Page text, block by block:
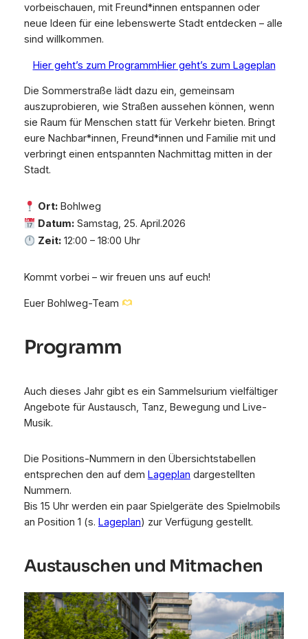
vorbeischauen, mit Freund*innen entspannen oder
neue Ideen für eine lebenswerte Stadt entdecken – alle
sind willkommen.
Hier geht’s zum ProgrammHier geht’s zum Lageplan
Die Sommerstraße lädt dazu ein, gemeinsam
auszuprobieren, wie Straßen aussehen können, wenn
sie Raum für Menschen statt für Verkehr bieten. Bringt
eure Nachbar*innen, Freund*innen und Familie mit und
verbringt einen entspannten Nachmittag mitten in der
Stadt.
Ort: Bohlweg
Datum: Samstag, 25. April.2026
Zeit: 12:00 – 18:00 Uhr
Kommt vorbei – wir freuen uns auf euch!
Euer Bohlweg-Team
Programm
Auch dieses Jahr gibt es ein Sammelsurium vielfältiger
Angebote für Austausch, Tanz, Bewegung und Live-
Musik.
Die Positions-Nummern in den Übersichtstabellen
entsprechen den auf dem Lageplan dargestellten
Nummern.
Bis 15 Uhr werden ein paar Spielgeräte des Spielmobils
an Position 1 (s. Lageplan) zur Verfügung gestellt.
Austauschen und Mitmachen